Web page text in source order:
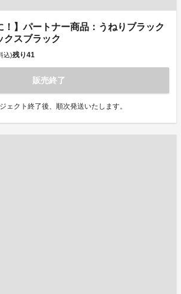
！】パートナー商品：うねりブラック
クスブラック
込)残り41
販売終了
ェクト終了後、順次発送いたします。